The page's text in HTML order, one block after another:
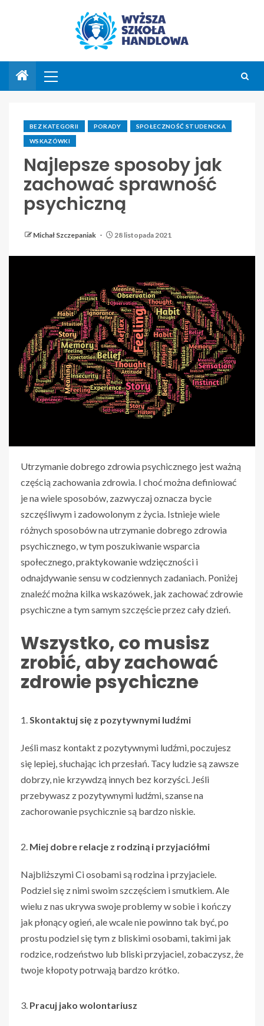
BEZ KATEGORII PORADY SPOŁECZNOŚĆ STUDENCKA
WSKAZÓWKI
Najlepsze sposoby jak
zachować sprawność
psychiczną
Michał Szczepaniak 28 listopada 2021
Utrzymanie dobrego zdrowia psychicznego jest ważną
częścią zachowania zdrowia. I choć można definiować
je na wiele sposobów, zazwyczaj oznacza bycie
szczęśliwym i zadowolonym z życia. Istnieje wiele
różnych sposobów na utrzymanie dobrego zdrowia
psychicznego, w tym poszukiwanie wsparcia
społecznego, praktykowanie wdzięczności i
odnajdywanie sensu w codziennych zadaniach. Poniżej
znaleźć można kilka wskazówek, jak zachować zdrowie
psychiczne a tym samym szczęście przez cały dzień.
Wszystko, co musisz
zrobić, aby zachować
zdrowie psychiczne
Skontaktuj się z pozytywnymi ludźmi
Jeśli masz kontakt z pozytywnymi ludźmi, poczujesz
się lepiej, słuchając ich przesłań. Tacy ludzie są zawsze
dobrzy, nie krzywdzą innych bez korzyści. Jeśli
przebywasz z pozytywnymi ludźmi, szanse na
zachorowanie psychicznie są bardzo niskie.
Miej dobre relacje z rodziną i przyjaciółmi
Najbliższymi Ci osobami są rodzina i przyjaciele.
Podziel się z nimi swoim szczęściem i smutkiem. Ale
wielu z nas ukrywa swoje problemy w sobie i kończy
jak płonący ogień, ale wcale nie powinno tak być, po
prostu podziel się tym z bliskimi osobami, takimi jak
rodzice, rodzeństwo lub bliski przyjaciel, zobaczysz, że
twoje kłopoty potrwają bardzo krótko.
Pracuj jako wolontariusz